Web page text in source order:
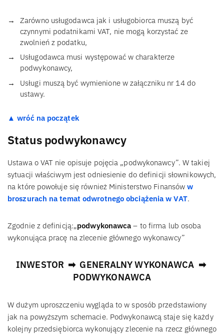
Zarówno usługodawca jak i usługobiorca muszą być
czynnymi podatnikami VAT, nie mogą korzystać ze
zwolnień z podatku,
Usługodawca musi występować w charakterze
podwykonawcy,
Usługi muszą być wymienione w załączniku nr 14 do
ustawy.
▲ wróć na początek
Status podwykonawcy
Ustawa o VAT nie opisuje pojęcia „podwykonawcy”. W takiej
sytuacji właściwym jest odniesienie do definicji słownikowych,
na które powołuje się również Ministerstwo Finansóww
broszurach na temat odwrotnego obciążenia w VAT.
Zgodnie z definicją:„podwykonawca – to firma lub osoba
wykonująca pracę na zlecenie głównego wykonawcy”
INWESTOR ➡ GENERALNY WYKONAWCA ➡
PODWYKONAWCA
W dużym uproszczeniu wygląda to w sposób przedstawiony
jak na powyższym schemacie. Podwykonawcą staje się każdy
kolejny przedsiębiorca wykonujący zlecenie na rzecz głównego